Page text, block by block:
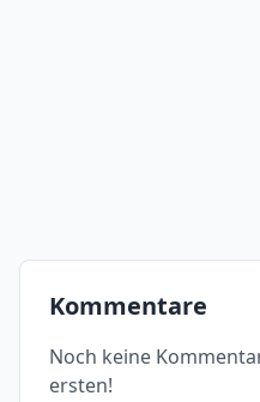
Kommentare
Noch keine
ersten!